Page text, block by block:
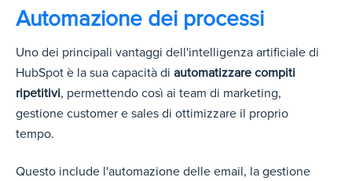
Automazione dei processi
Uno dei principali vantaggi dell'intelligenza artificiale di
HubSpot è la sua capacità di automatizzare compiti
ripetitivi, permettendo così ai team di marketing,
gestione customer e sales di ottimizzare il proprio
tempo.
Questo include l'automazione delle email, la gestione